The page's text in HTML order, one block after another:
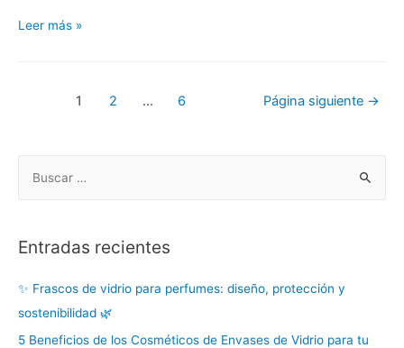
Leer más »
1 2 … 6 Página siguiente →
Entradas recientes
✨ Frascos de vidrio para perfumes: diseño, protección y
sostenibilidad 🌿
5 Beneficios de los Cosméticos de Envases de Vidrio para tu